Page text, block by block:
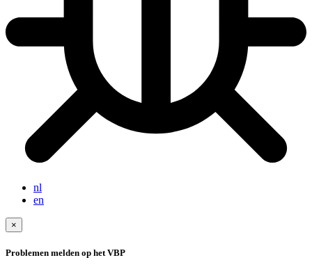
nl
en
×
Problemen melden op het VBP